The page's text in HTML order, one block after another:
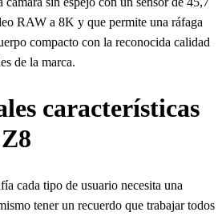
RAW a 8K y que permite una ráfaga
compacto con la reconocida calidad
de la marca.
características
cada tipo de usuario necesita una
tener un recuerdo que trabajar todos